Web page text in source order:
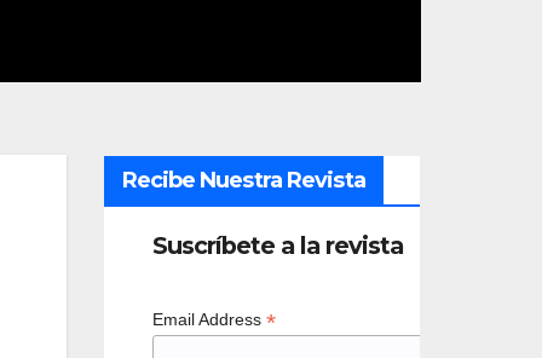
Recibe Nuestra Revista
Suscríbete a la revista
Email Address *